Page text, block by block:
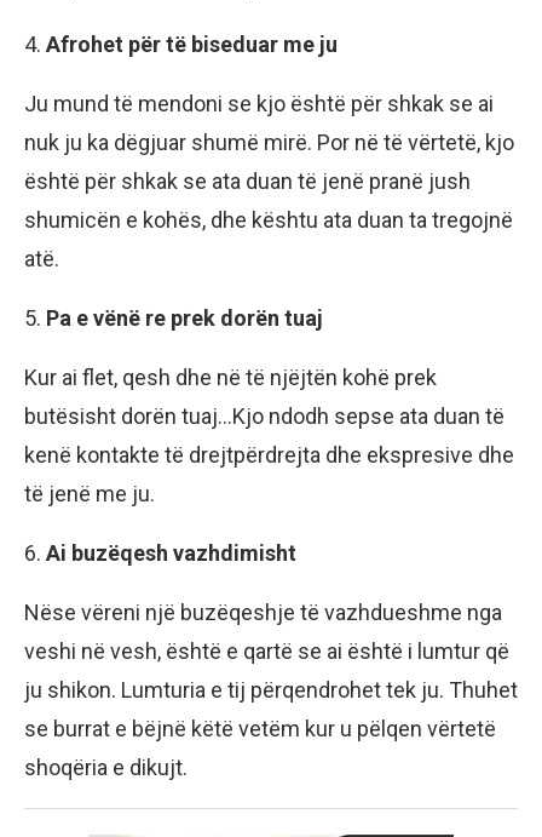
4. Afrohet për të biseduar me ju
Ju mund të mendoni se kjo është për shkak se ai
nuk ju ka dëgjuar shumë mirë. Por në të vërtetë, kjo
është për shkak se ata duan të jenë pranë jush
shumicën e kohës, dhe kështu ata duan ta tregojnë
atë.
5. Pa e vënë re prek dorën tuaj
Kur ai flet, qesh dhe në të njëjtën kohë prek
butësisht dorën tuaj…Kjo ndodh sepse ata duan të
kenë kontakte të drejtpërdrejta dhe ekspresive dhe
të jenë me ju.
6. Ai buzëqesh vazhdimisht
Nëse vëreni një buzëqeshje të vazhdueshme nga
veshi në vesh, është e qartë se ai është i lumtur që
ju shikon. Lumturia e tij përqendrohet tek ju. Thuhet
se burrat e bëjnë këtë vetëm kur u pëlqen vërtetë
shoqëria e dikujt.